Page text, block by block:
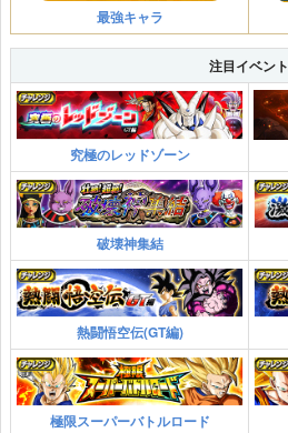
最強キャラ
注目イベント
究極のレッドゾーン
破壊神集結
熱闘悟空伝(GT編)
極限スーパーバトルロード